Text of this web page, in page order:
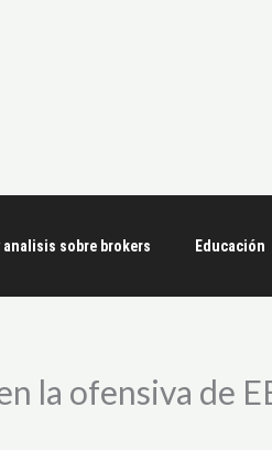
sobre brokers Educación
la ofensiva de